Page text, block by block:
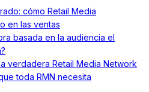
cómo Retail Media
en las ventas
basada en la audiencia el
verdadera Retail Media Network
toda RMN necesita